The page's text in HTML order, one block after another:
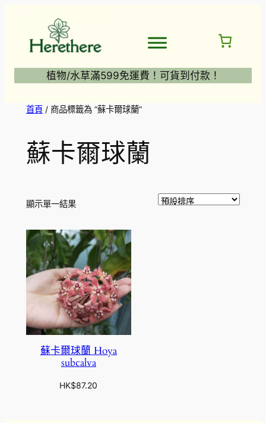
植物/水草滿599免運費！可貨到付款！
首頁/ 商品標籤為 “蘇卡爾球蘭”
蘇卡爾球蘭
顯示單一結果
蘇卡爾球蘭 Hoya
subcalva
HK$87.20